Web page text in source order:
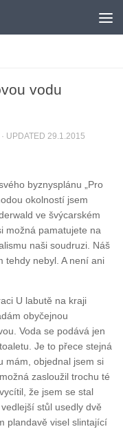
vodu
· UPDATED 29.1.2015
byznysplánu „Pro
okolností jsem
ve švýcarském
možná pamatujete na
naši soudruzi. Náš
tehdy nebyl. A není ani
U labutě na kraji
obyčejnou
Voda se podává jen
Je to přece stejná
mám, objednal jsem si
zasloužil trochu té
že jsem se stal
stůl usedly dvě
plandavě visel slintající